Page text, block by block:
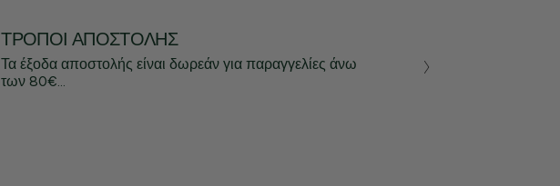
ΤΡΌΠΟΙ ΑΠΟΣΤΟΛΉΣ
Τα έξοδα αποστολής είναι δωρεάν για παραγγελίες άνω
των 80€...